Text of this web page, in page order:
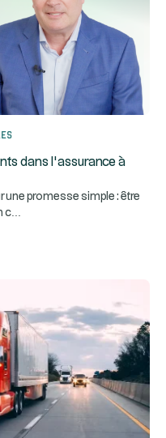
dans l’assurance à
une promesse simple : être
c...